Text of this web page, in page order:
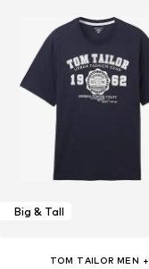
Big & Tall
TOM TAILOR MEN +